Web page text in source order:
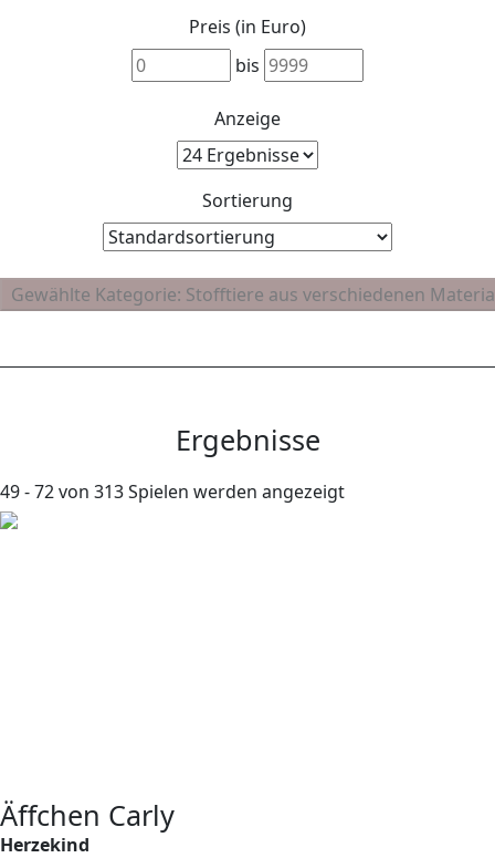
Preis (in Euro)
bis
Anzeige
Sortierung
Ergebnisse
49 - 72 von 313 Spielen werden angezeigt
Äffchen Carly
Herzekind